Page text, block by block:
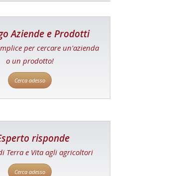
Aziende e Prodotti
per cercare un'azienda
o un prodotto!
Cerca adesso
risponde
Terra e Vita agli agricoltori
Cerca adesso